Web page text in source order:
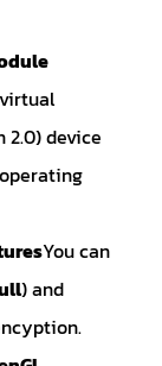
2.0) device
You can
) and